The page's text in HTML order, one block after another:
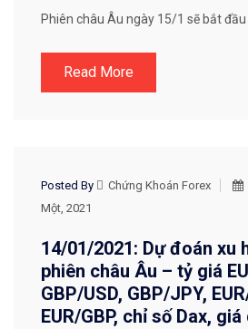
Phiên châu Âu ngày 15/1 sẽ bắt đầu
Read More
CHIẾN LƯỢC GIAO DỊCH
Posted By Chứng Khoán Forex
Một, 2021
14/01/2021: Dự đoán xu
phiên châu Âu – tỷ giá
GBP/USD, GBP/JPY,
EUR/GBP, chỉ số Dax,